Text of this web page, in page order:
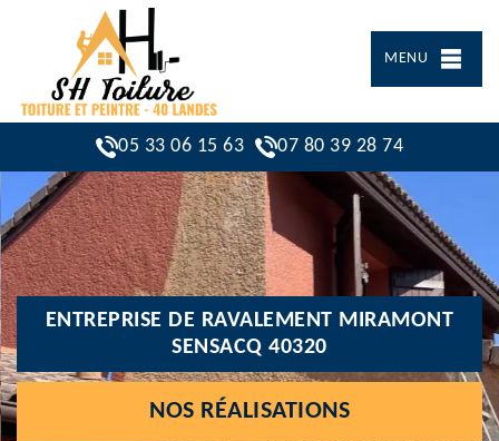
MENU
05 33 06 15 63 07 80 39 28 74
ENTREPRISE DE RAVALEMENT MIRAMONT
SENSACQ 40320
NOS RÉALISATIONS